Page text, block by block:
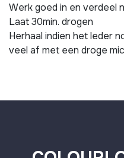
Werk goed in en verdeel
Laat 30min. drogen
Herhaal indien het leder
veel af met een droge